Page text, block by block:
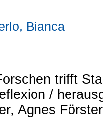
Bianca
trifft
/
Agnes